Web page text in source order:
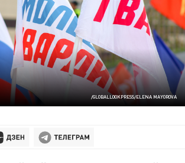
/GLOBALLOOKPRESS/ELENA MAYOROVA